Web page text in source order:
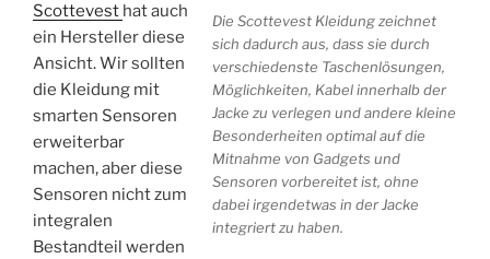
Die Scottevest Kleidung zeichnet
sich dadurch aus, dass sie durch
verschiedenste Taschenlösungen,
Möglichkeiten, Kabel innerhalb der
Jacke zu verlegen und andere kleine
Besonderheiten optimal auf die
Mitnahme von Gadgets und
Sensoren vorbereitet ist, ohne
dabei irgendetwas in der Jacke
integriert zu haben.
Scottevest hat auch
ein Hersteller diese
Ansicht. Wir sollten
die Kleidung mit
smarten Sensoren
erweiterbar
machen, aber diese
Sensoren nicht zum
integralen
Bestandteil werden